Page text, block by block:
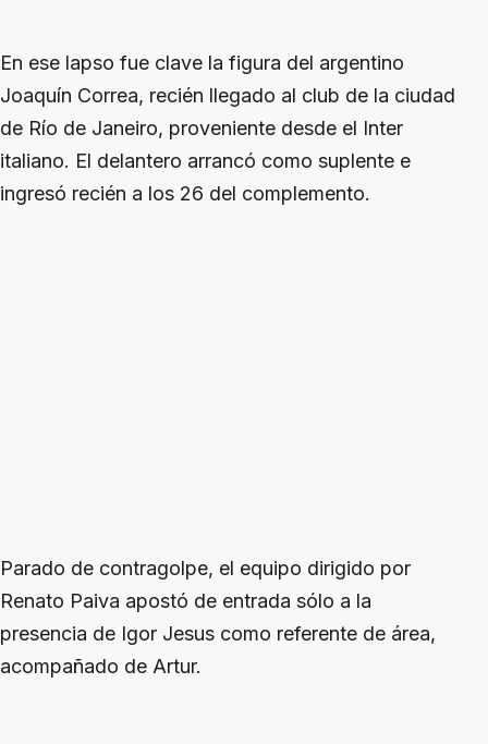
En ese lapso fue clave la figura del argentino
Joaquín Correa, recién llegado al club de la ciudad
de Río de Janeiro, proveniente desde el Inter
italiano. El delantero arrancó como suplente e
ingresó recién a los 26 del complemento.
Parado de contragolpe, el equipo dirigido por
Renato Paiva apostó de entrada sólo a la
presencia de Igor Jesus como referente de área,
acompañado de Artur.